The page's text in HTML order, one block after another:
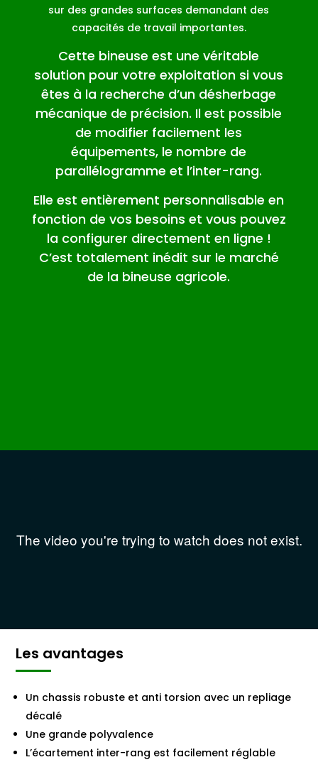
sur des grandes surfaces demandant des
capacités de travail importantes.
Cette bineuse est une véritable
solution pour votre exploitation si vous
êtes à la recherche d’un désherbage
mécanique de précision. Il est possible
de modifier facilement les
équipements, le nombre de
parallélogramme et l’inter-rang.
Elle est entièrement personnalisable en
fonction de vos besoins et vous pouvez
la configurer directement en ligne !
C’est totalement inédit sur le marché
de la bineuse agricole.
Les avantages
Un chassis robuste et anti torsion avec un repliage
décalé
Une grande polyvalence
L’écartement inter-rang est facilement réglable